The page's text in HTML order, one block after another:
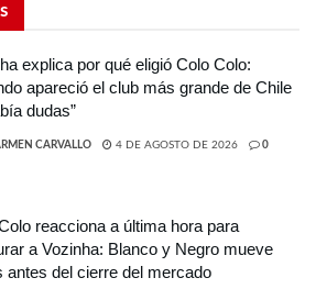
explica por qué eligió Colo Colo:
apareció el club más grande de Chile
dudas”
CARVALLO 4 DE AGOSTO DE 2026 0
reacciona a última hora para
a Vozinha: Blanco y Negro mueve
antes del cierre del mercado